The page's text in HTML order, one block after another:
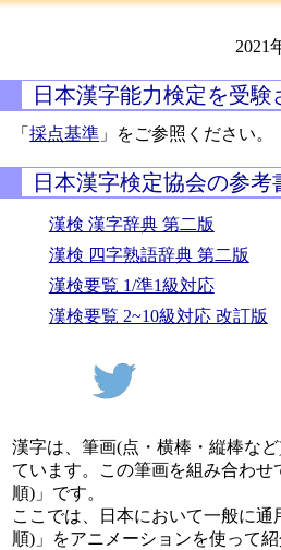
2021
日本漢字能力検定を受験
「採点基準 」をご参照ください。
日本漢字検定協会の参考
漢検 漢字辞典 第二版
漢検 四字熟語辞典 第二版
漢検要覧 1/準1級対応
漢検要覧 2~10級対応 改訂版
漢字は、筆画(点・横棒・縦棒な
ています。この筆画を組み合わせ
順)」です。
ここでは、日本において一般に通
順)」をアニメーションを使って紹